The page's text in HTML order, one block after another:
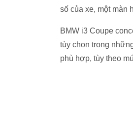
số của xe, một màn
BMW i3 Coupe
tùy chọn trong
phù hợp, tùy theo